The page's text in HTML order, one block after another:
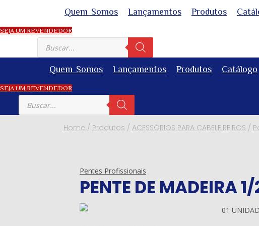
content
Quem Somos Lançamentos Produtos
SEJA UM REVENDEDOR
Pesquisar
produtos
Quem Somos Lançamentos Produtos Catálogo
SEJA UM REVENDEDOR
Pesquisar
produtos
Home / Produtos / ACESSÓRIOS PARA CABELEIREIROS /
Pentes Profissionais
PENTE DE MADEIRA
01